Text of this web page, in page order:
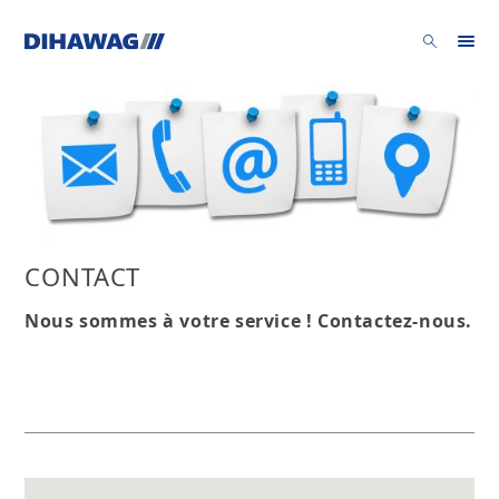
CONTACT
Nous sommes à votre service ! Contactez-nous.